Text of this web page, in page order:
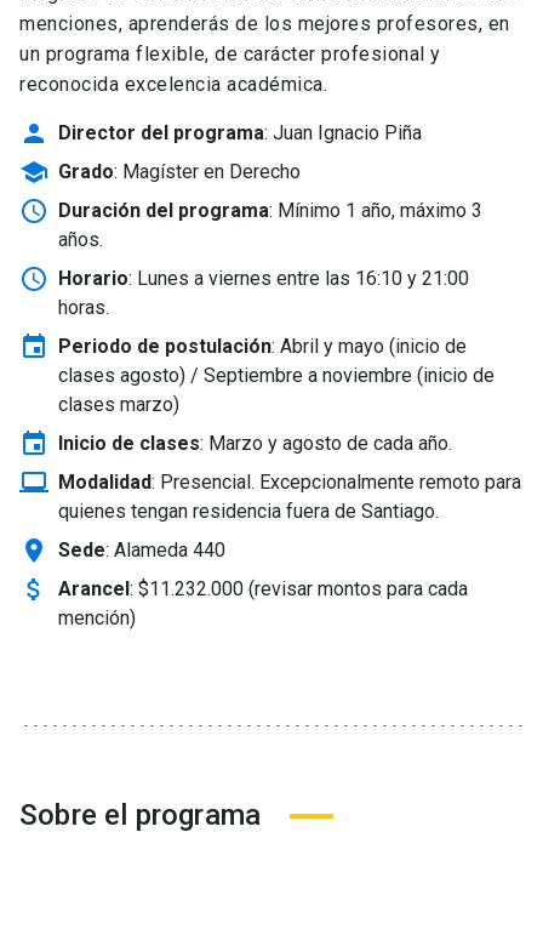
menciones, aprenderás de los mejores profesores, en
un programa flexible, de carácter profesional y
reconocida excelencia académica.
person Director del programa: Juan Ignacio Piña
school Grado: Magíster en Derecho
schedule Duración del programa: Mínimo 1 año, máximo 3
años.
schedule Horario: Lunes a viernes entre las 16:10 y 21:00
horas.
event Periodo de postulación: Abril y mayo (inicio de
clases agosto) / Septiembre a noviembre (inicio de
clases marzo)
event Inicio de clases: Marzo y agosto de cada año.
laptop_windows Modalidad: Presencial. Excepcionalmente remoto para
quienes tengan residencia fuera de Santiago.
location_on Sede: Alameda 440
attach_money Arancel: $11.232.000 (revisar montos para cada
mención)
Sobre el programa